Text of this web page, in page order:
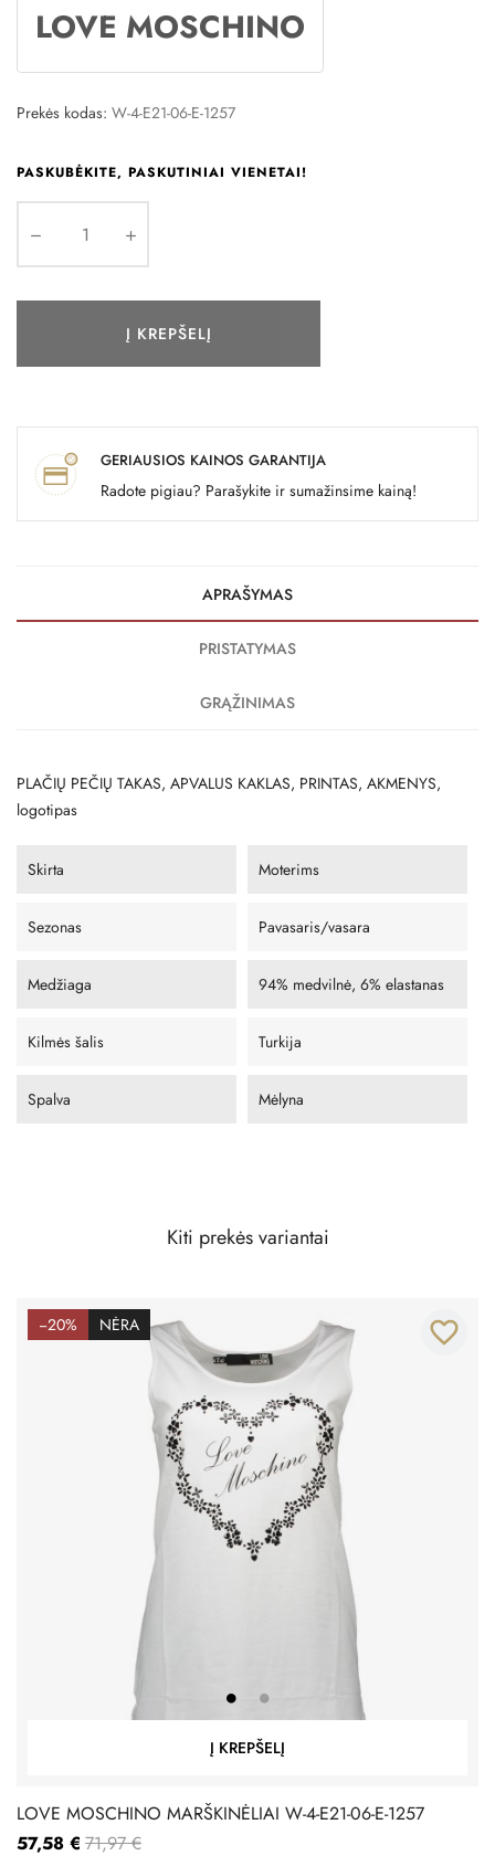
LOVE MOSCHINO
Prekės kodas: W-4-E21-06-E-1257
PASKUBĖKITE, PASKUTINIAI VIENETAI!
Į KREPŠELĮ
GERIAUSIOS KAINOS GARANTIJA
Radote pigiau? Parašykite ir sumažinsime kainą!
APRAŠYMAS
PRISTATYMAS
GRĄŽINIMAS
PLAČIŲ PEČIŲ TAKAS, APVALUS KAKLAS, PRINTAS, AKMENYS,
logotipas
Skirta Moterims
Sezonas Pavasaris/vasara
Medžiaga 94% medvilnė, 6% elastanas
Kilmės šalis Turkija
Spalva Mėlyna
Kiti prekės variantai
−20% NĖRA
Į KREPŠELĮ
favorite_border
LOVE MOSCHINO MARŠKINĖLIAI W-4-E21-06-E-1257
57,58 € 71,97 €